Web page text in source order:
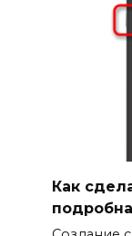
Как